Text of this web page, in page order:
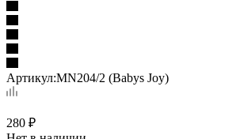
Артикул:MN204/2 (Babys Joy)
280 ₽